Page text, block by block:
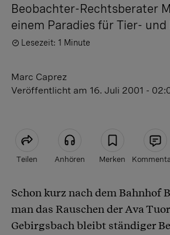
Beobachter-Rechtsberater
einem Paradies für Tier- und
Lesezeit: 1 Minute
Marc Caprez
Veröffentlicht am 16. Juli 2001 -
Teilen Anhören Merken
Artikel teilen
Schon kurz nach dem Bahnhof
man das Rauschen der Ava
Gebirgsbach bleibt ständiger